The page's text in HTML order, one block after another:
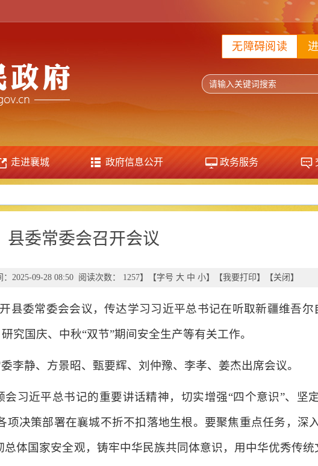
无障碍阅读
走进襄城 政府信息公开 政务服务
县委常委会召开会议
：2025-09-28 08:50 阅读次数： 1257】【字号 大 中 小】【我要打印】【关闭 】
县委常委会会议，传达学习习近平总书记在听取新疆维吾尔
究国庆、中秋“双节”期间安全生产等有关工作。
李静、方景昭、甄要辉、刘仲豫、李孝、姜杰出席会议。
习近平总书记的重要讲话精神，切实增强“四个意识”、坚
项决策部署在襄城不折不扣落地生根。要聚焦重点任务，深
总体国家安全观，铸牢中华民族共同体意识，用中华优秀传统